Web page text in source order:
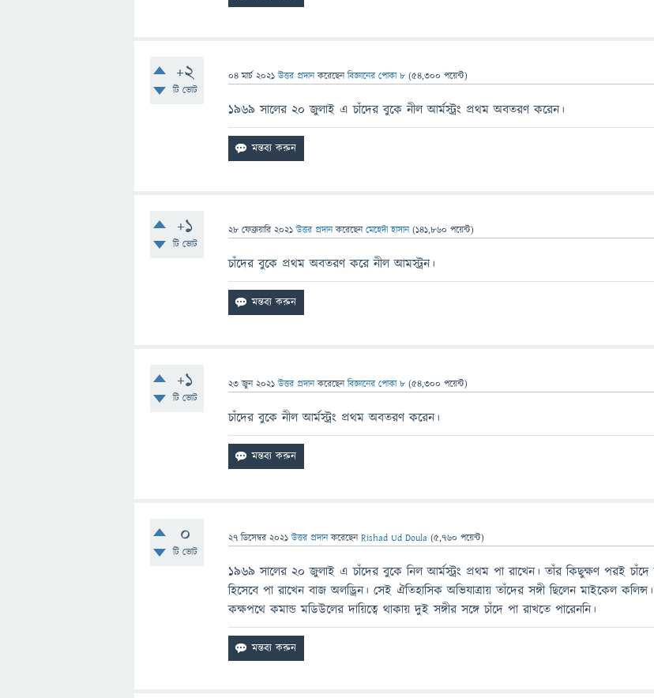
+2
টি ভোট
04 মার্চ 2021 উত্তর প্রদান করেছেনবিজ্ঞানের পোকা ৮ (54,300 পয়েন্ট)
১৯৬৯ সালের ২০ জুলাই এ চাঁদের বুকে নীল আর্মস্ট্রং প্রথম অবতরণ করেন।
+1
টি ভোট
28 ফেব্রুয়ারি 2021 উত্তর প্রদান করেছেনমেহেদী হাসান (141,860 পয়েন্ট)
চাঁদের বুকে প্রথম অবতরণ করে নীল আমস্ট্রন।
+1
টি ভোট
23 জুন 2021 উত্তর প্রদান করেছেনবিজ্ঞানের পোকা ৮ (54,300 পয়েন্ট)
চাঁদের বুকে নীল আর্মস্ট্রং প্রথম অবতরণ করেন।
0
টি ভোট
27 ডিসেম্বর 2021 উত্তর প্রদান করেছেনRishad Ud Doula (5,760 পয়েন্ট)
১৯৬৯ সালের ২০ জুলাই এ চাঁদের বুকে নিল আর্মস্ট্রং প্রথম পা রাখেন। তাঁর কিছুক্ষণ পরই চাঁদে
হিসেবে পা রাখেন বাজ অলড্রিন। সেই ঐতিহাসিক অভিযাত্রায় তাঁদের সঙ্গী ছিলেন মাইকেল
কক্ষপথে কমান্ড মডিউলের দায়িত্বে থাকায় দুই সঙ্গীর সঙ্গে চাঁদে পা রাখতে পারেননি।